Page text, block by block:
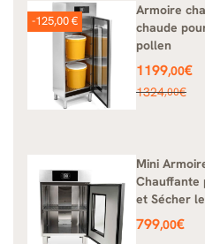
Armoire
chaude
pollen
Prix
1199,00€
Prix
1324,00€
-125,00 €
Mini
Chauffante
et Sécher
Prix
799,00€